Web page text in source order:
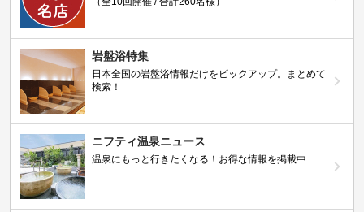
岩盤浴特集
日本全国の岩盤浴情報だけをピックアップ。まとめて
検索！
ニフティ温泉ニュース
温泉にもっと行きたくなる！お得な情報を掲載中